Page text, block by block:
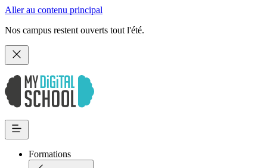
Aller au contenu principal
Nos campus restent ouverts tout l'été.
Formations